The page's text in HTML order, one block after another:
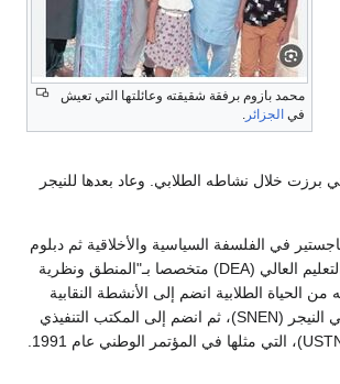
محمد بازوم برفقة شقيقته وعائلتها التي تعيش
في الجزائر
برزت خلال نشاطه الطلابي. وعاد بعدها للنيجر
في الفلسفة السياسية والأخلاقية ثم دبلوم
السنة الخامسة في التعليم العالي (DEA) متخصصا بـ"المنطق ونظرية
من الحياة الطلابية انضم إلى الأنشطة النقابية
لاتحاد الوطني لمعلمي النيجر (SNEN)، ثم انضم إلى المكتب التنفيذي